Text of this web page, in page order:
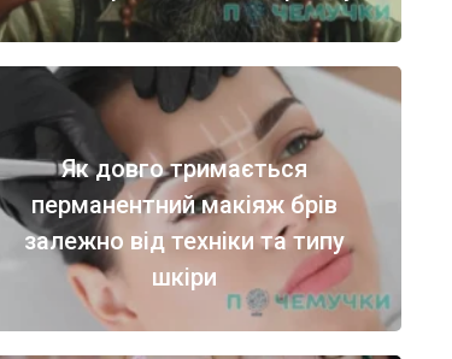
Як довго тримається
перманентний макіяж брів
залежно від техніки та типу
шкіри